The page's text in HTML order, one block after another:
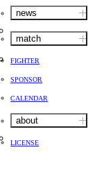
news
match
FIGHTER
SPONSOR
CALENDAR
about
LICENSE